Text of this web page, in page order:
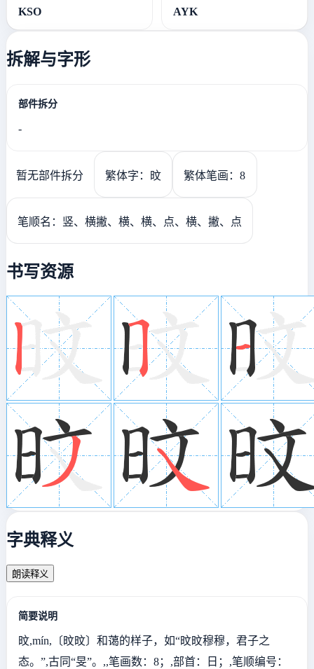
KSO AYK
拆解与字形
部件拆分
-
暂无部件拆分 繁体字：旼 繁体笔画：8
笔顺名：竖、横撇、横、横、点、横、撇、点
书写资源
字典释义
朗读释义
简要说明
旼,mín,〔旼旼〕和蔼的样子，如“旼旼穆穆，君子之
态。”,古同“旻”。,,笔画数：8；,部首：日；,笔顺编号：